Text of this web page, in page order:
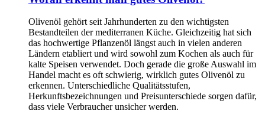
Olivenöl gehört seit Jahrhunderten zu den wichtigsten
Bestandteilen der mediterranen Küche. Gleichzeitig hat sich
das hochwertige Pflanzenöl längst auch in vielen anderen
Ländern etabliert und wird sowohl zum Kochen als auch für
kalte Speisen verwendet. Doch gerade die große Auswahl im
Handel macht es oft schwierig, wirklich gutes Olivenöl zu
erkennen. Unterschiedliche Qualitätsstufen,
Herkunftsbezeichnungen und Preisunterschiede sorgen dafür,
dass viele Verbraucher unsicher werden.